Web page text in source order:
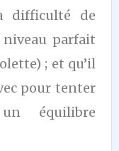
difficulté de
parfait
; et qu’il
pour tenter
équilibre